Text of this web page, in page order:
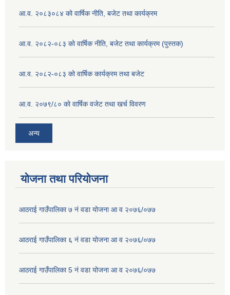
आ.व. २०८३०८४ को वार्षिक नीति, बजेट तथा कार्यक्रम
आ.व. २०८२-०८३ को वार्षिक नीति, बजेट तथा कार्यक्रम (पुस्तक)
आ.व. २०८२-०८३ को वार्षिक कार्यक्रम तथा बजेट
आ.व. २०७९/८० को वार्षिक वजेट तथा खर्च विवरण
अन्य
योजना तथा परियोजना
आठराई गाउँपालिका ७ नं वडा योजना आ व २०७६/०७७
आठराई गाउँपालिका ६ नं वडा योजना आ व २०७६/०७७
आठराई गाउँपालिका 5 नं वडा योजना आ व २०७६/०७७